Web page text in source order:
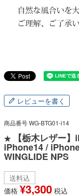
レビューを書く
商品番号WG-BTG01-i14
★ 【栃木レザー
iPhone14 /
WINGLIDE NPS
送料込
価格 ¥3,300 税込